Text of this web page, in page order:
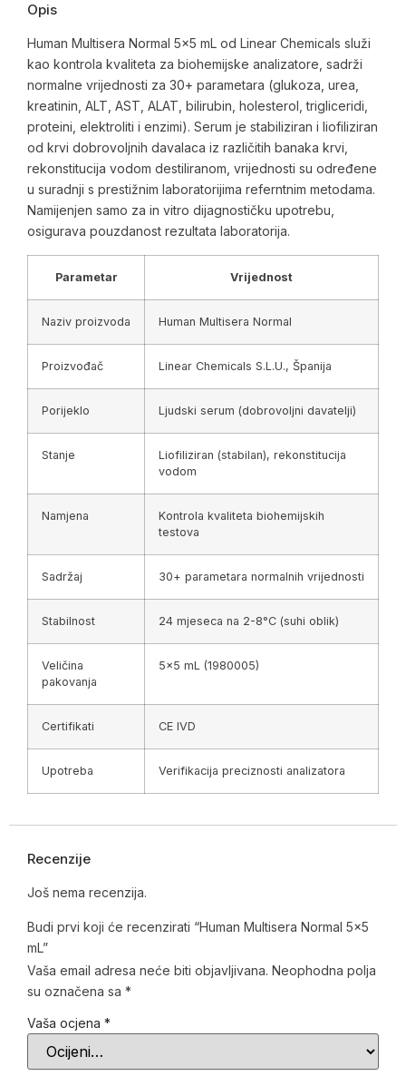
Opis
Human Multisera Normal 5×5 mL od Linear Chemicals služi
kao kontrola kvaliteta za biohemijske analizatore, sadrži
normalne vrijednosti za 30+ parametara (glukoza, urea,
kreatinin, ALT, AST, ALAT, bilirubin, holesterol, trigliceridi,
proteini, elektroliti i enzimi). Serum je stabiliziran i liofiliziran
od krvi dobrovoljnih davalaca iz različitih banaka krvi,
rekonstitucija vodom destiliranom, vrijednosti su određene
u suradnji s prestižnim laboratorijima referntnim metodama.
Namijenjen samo za in vitro dijagnostičku upotrebu,
osigurava pouzdanost rezultata laboratorija.
Parametar Vrijednost
Naziv proizvoda Human Multisera Normal
Proizvođač Linear Chemicals S.L.U., Španija
Porijeklo Ljudski serum (dobrovoljni davatelji)
Stanje
Liofiliziran (stabilan), rekonstitucija
vodom
Namjena
Kontrola kvaliteta biohemijskih
testova
Sadržaj 30+ parametara normalnih vrijednosti
Stabilnost 24 mjeseca na 2-8°C (suhi oblik)
Veličina
pakovanja
5×5 mL (1980005)
Certifikati CE IVD
Upotreba Verifikacija preciznosti analizatora
Recenzije
Još nema recenzija.
Budi prvi koji će recenzirati “Human Multisera Normal 5×5
mL”
Vaša email adresa neće biti objavljivana. Neophodna polja
su označena sa *
Vaša ocjena *